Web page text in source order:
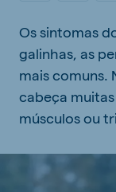
Os sintomas
galinhas, as
mais comuns.
cabeça
músculos ou